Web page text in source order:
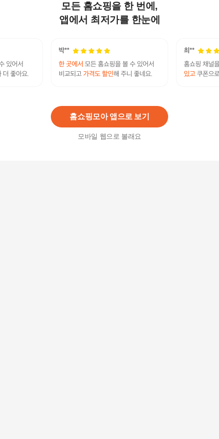
모든 홈쇼핑을 한 번에,
앱에서 최저가를 한눈에
홈쇼핑모아 앱으로 보기
모바일 웹으로 볼래요
아트박스/에이치플러스몰 해면기 전표 돈셀때 사
용 해면기 랜덤색상[WCE09F5]
4,300원
남치니 자는중 안대 사무용품 자는중